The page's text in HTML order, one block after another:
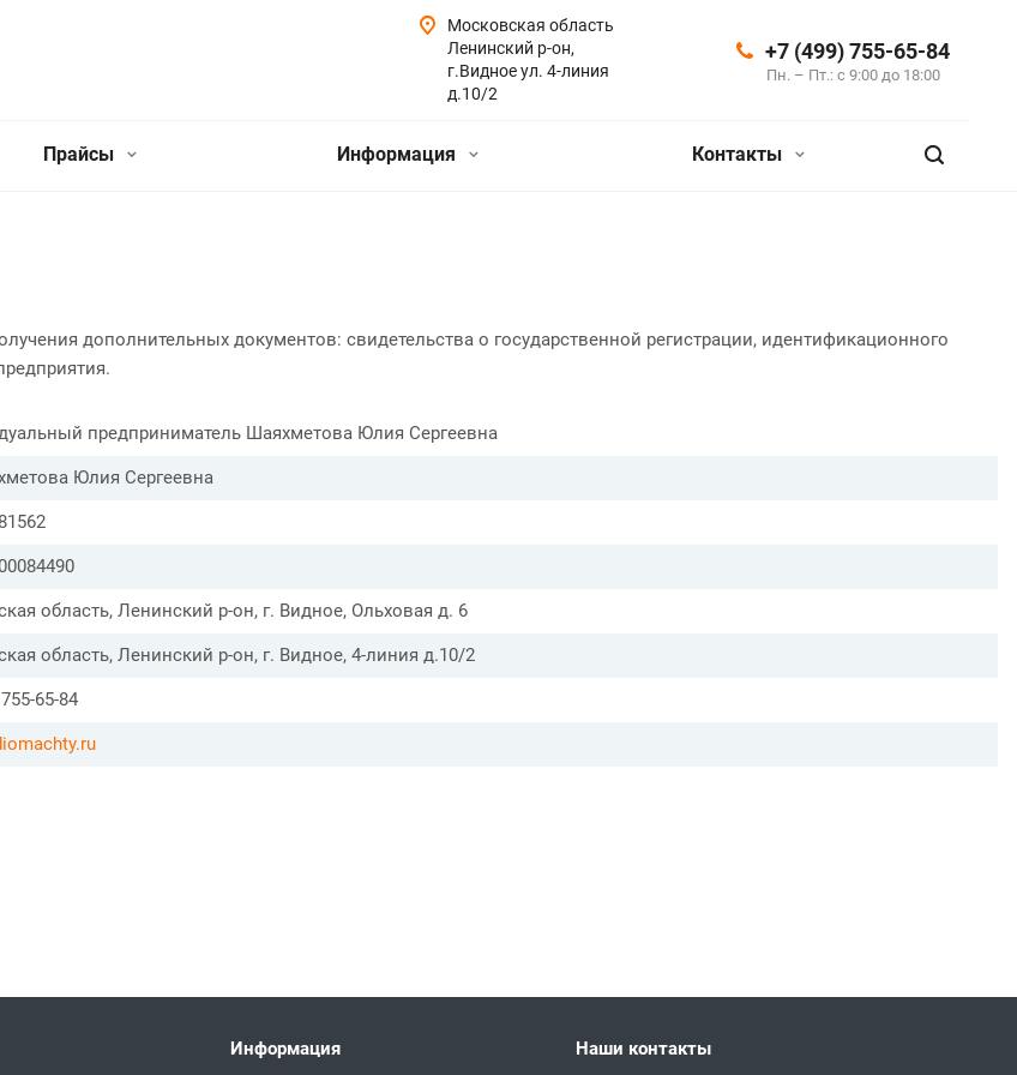
+7 (499) 755-65-84
Пн. – Пт.: с 9:00 до 18:00
Московская область
Ленинский р-он,
г.Видное ул. 4-линия
д.10/2
Прайсы Информация Контакты
дополнительных документов: свидетельства о государственной регистрации, идентификационного
предприниматель Шаяхметова Юлия Сергеевна
Юлия Сергеевна
область, Ленинский р-он, г. Видное, Ольховая д. 6
область, Ленинский р-он, г. Видное, 4-линия д.10/2
65-84
Информация Наши контакты